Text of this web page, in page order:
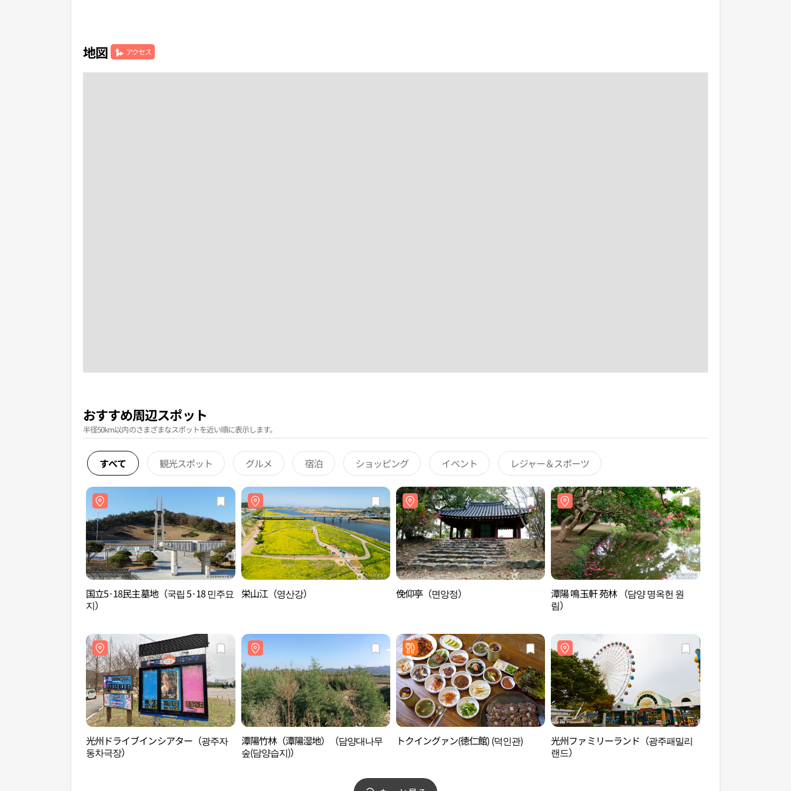
地図 アクセス
おすすめ周辺スポット
半径50km以内のさまざまなスポットを近い順に表示します。
すべて 観光スポット グルメ 宿泊 ショッピング イベント レジャー＆スポーツ
国立5·18民主墓地（국립 5·18 민주묘
지）
栄山江（영산강） 俛仰亭（면앙정）
潭陽 鳴玉軒 苑林 （담양 명옥헌 원
림）
光州ドライブインシアター（광주자
동차극장）
潭陽竹林（潭陽湿地）（담양대나무
숲(담양습지)）
トクイングァン(徳仁館) (덕인관)
光州ファミリーランド（광주패밀리
랜드）